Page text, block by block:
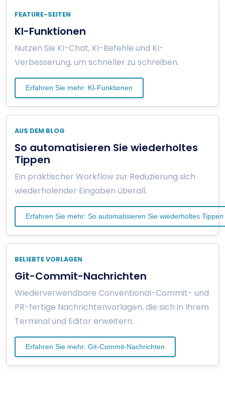
FEATURE-SEITEN
KI-Funktionen
Nutzen Sie KI-Chat, KI-Befehle und KI-
Verbesserung, um schneller zu schreiben.
Erfahren Sie mehr: KI-Funktionen
AUS DEM BLOG
So automatisieren Sie wiederholtes
Tippen
Ein praktischer Workflow zur Reduzierung sich
wiederholender Eingaben überall.
Erfahren Sie mehr: So automatisieren Sie wiederholtes Tippen
BELIEBTE VORLAGEN
Git-Commit-Nachrichten
Wiederverwendbare Conventional-Commit- und
PR-fertige Nachrichtenvorlagen, die sich in Ihrem
Terminal und Editor erweitern.
Erfahren Sie mehr: Git-Commit-Nachrichten